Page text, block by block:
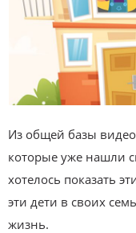
Из общей базы
которые уже нашли
хотелось показать
эти дети в своих
жизнь.